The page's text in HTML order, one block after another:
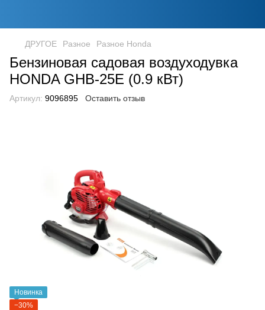
ДРУГОЕ Разное Разное Honda
Бензиновая садовая воздуходувка
HONDA GHB-25E (0.9 кВт)
Артикул: 9096895 Оставить отзыв
Новинка
−30%